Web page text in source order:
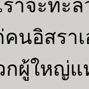
จะทะล
นอิสราเ
ผู้ใหญ่แ